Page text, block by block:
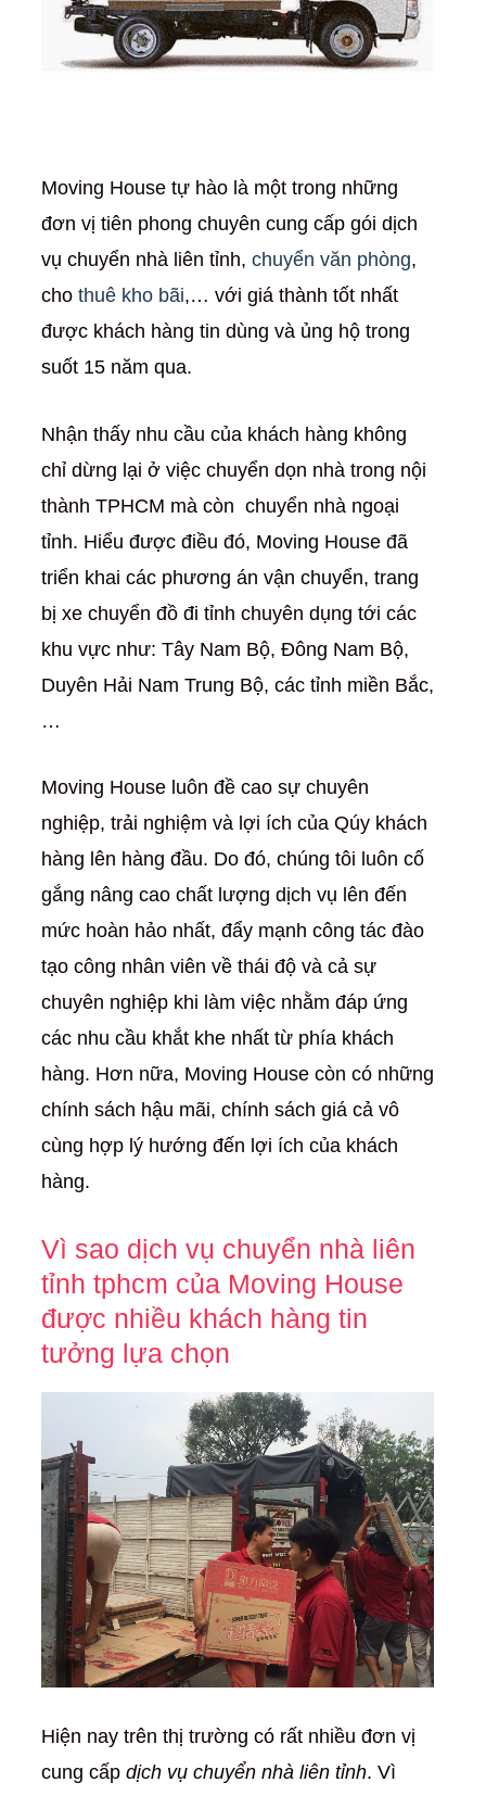
Moving House tự hào là một trong những
đơn vị tiên phong chuyên cung cấp gói dịch
vụ chuyển nhà liên tỉnh, chuyển văn phòng,
cho thuê kho bãi,… với giá thành tốt nhất
được khách hàng tin dùng và ủng hộ trong
suốt 15 năm qua.
Nhận thấy nhu cầu của khách hàng không
chỉ dừng lại ở việc chuyển dọn nhà trong nội
thành TPHCM mà còn chuyển nhà ngoại
tỉnh. Hiểu được điều đó, Moving House đã
triển khai các phương án vận chuyển, trang
bị xe chuyển đồ đi tỉnh chuyên dụng tới các
khu vực như: Tây Nam Bộ, Đông Nam Bộ,
Duyên Hải Nam Trung Bộ, các tỉnh miền Bắc,
…
Moving House luôn đề cao sự chuyên
nghiệp, trải nghiệm và lợi ích của Qúy khách
hàng lên hàng đầu. Do đó, chúng tôi luôn cố
gắng nâng cao chất lượng dịch vụ lên đến
mức hoàn hảo nhất, đẩy mạnh công tác đào
tạo công nhân viên về thái độ và cả sự
chuyên nghiệp khi làm việc nhằm đáp ứng
các nhu cầu khắt khe nhất từ phía khách
hàng. Hơn nữa, Moving House còn có những
chính sách hậu mãi, chính sách giá cả vô
cùng hợp lý hướng đến lợi ích của khách
hàng.
Vì sao dịch vụ chuyển nhà liên
tỉnh tphcm của Moving House
được nhiều khách hàng tin
tưởng lựa chọn
Hiện nay trên thị trường có rất nhiều đơn vị
cung cấp dịch vụ chuyển nhà liên tỉnh. Vì